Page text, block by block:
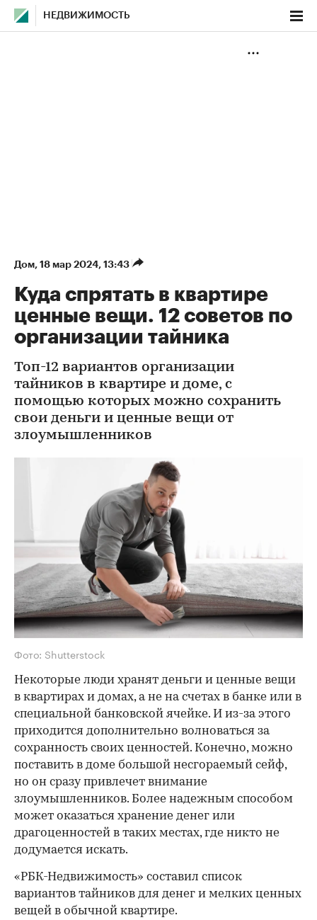
НЕДВИЖИМОСТЬ
Дом⁠, 18 мар 2024, 13:43
Куда спрятать в квартире
ценные вещи. 12 советов по
организации тайника
Топ-12 вариантов организации
тайников в квартире и доме, с
помощью которых можно сохранить
свои деньги и ценные вещи от
злоумышленников
Фото: Shutterstock
Некоторые люди хранят деньги и ценные вещи
в квартирах и домах, а не на счетах в банке или в
специальной банковской ячейке. И из-за этого
приходится дополнительно волноваться за
сохранность своих ценностей. Конечно, можно
поставить в доме большой несгораемый сейф,
но он сразу привлечет внимание
злоумышленников. Более надежным способом
может оказаться хранение денег или
драгоценностей в таких местах, где никто не
додумается искать.
«РБК-Недвижимость» составил список
вариантов тайников для денег и мелких ценных
вещей в обычной квартире.